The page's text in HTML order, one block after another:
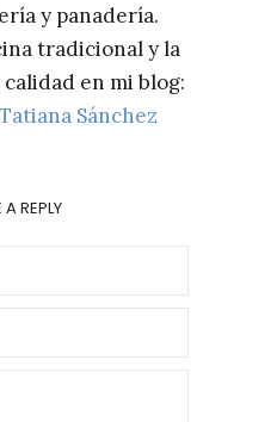
y panadería.
tradicional y la
en mi blog:
Tatiana Sánchez
A REPLY